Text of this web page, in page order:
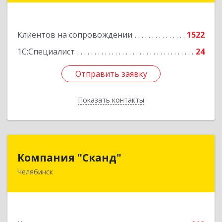
Клиентов на сопровождении
1522
1С:Специалист
24
Отправить заявку
Показать контакты
Отправить заявку
Назад
Компания "Сканд"
Челябинск